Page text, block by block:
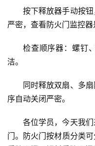
按下释放器手动按
严密，查看防火门监控器
检查顺序器：螺钉
洁。
同时释放双扇、多
序自动关闭严密。
各位学员，今天我
门。防火门按材质分类